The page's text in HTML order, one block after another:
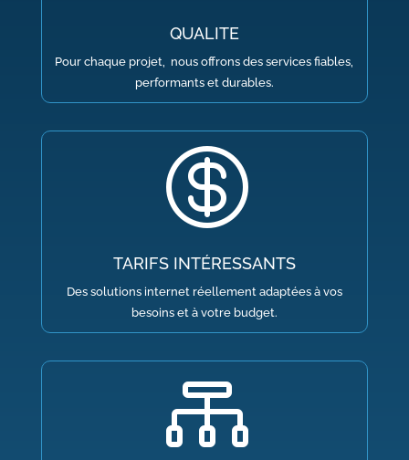
QUALITE
Pour chaque projet, nous offrons des services fiables,
performants et durables.

TARIFS INTÉRESSANTS
Des solutions internet réellement adaptées à vos
besoins et à votre budget.
